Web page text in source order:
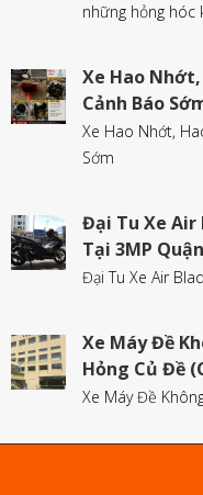
những hỏng hóc
Xe Hao
Cảnh Báo
Xe Hao Nhớt,
Sớm
Đại Tu Xe Air
Tại 3MP
Đại Tu Xe Air
Xe Máy Đề
Hỏng Củ Đề
Xe Máy Đề